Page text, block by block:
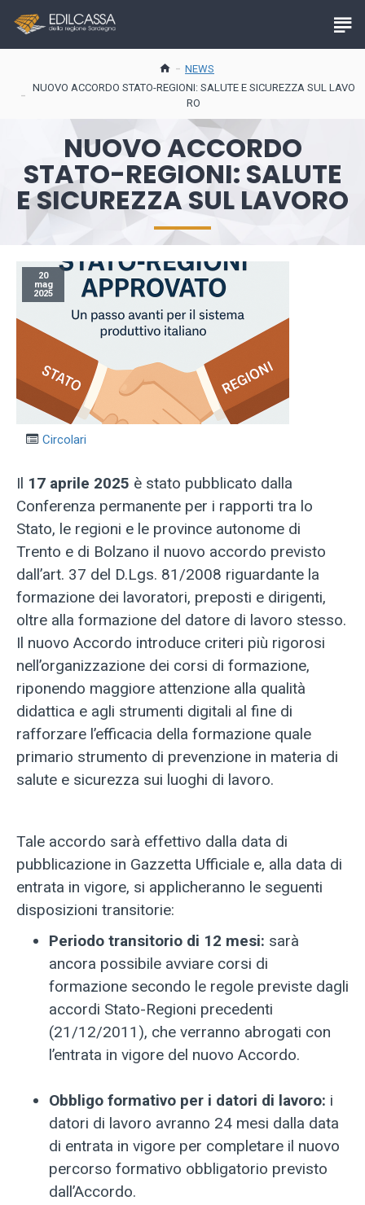
NEWS
NUOVO ACCORDO STATO-REGIONI: SALUTE E SICUREZZA SUL LAVO
RO
NUOVO ACCORDO
STATO-REGIONI: SALUTE
E SICUREZZA SUL LAVORO
20
mag
2025
Circolari
Il 17 aprile 2025 è stato pubblicato dalla
Conferenza permanente per i rapporti tra lo
Stato, le regioni e le province autonome di
Trento e di Bolzano il nuovo accordo previsto
dall’art. 37 del D.Lgs. 81/2008 riguardante la
formazione dei lavoratori, preposti e dirigenti,
oltre alla formazione del datore di lavoro stesso.
Il nuovo Accordo introduce criteri più rigorosi
nell’organizzazione dei corsi di formazione,
riponendo maggiore attenzione alla qualità
didattica e agli strumenti digitali al fine di
rafforzare l’efficacia della formazione quale
primario strumento di prevenzione in materia di
salute e sicurezza sui luoghi di lavoro.
Tale accordo sarà effettivo dalla data di
pubblicazione in Gazzetta Ufficiale e, alla data di
entrata in vigore, si applicheranno le seguenti
disposizioni transitorie:
Periodo transitorio di 12 mesi: sarà
ancora possibile avviare corsi di
formazione secondo le regole previste dagli
accordi Stato-Regioni precedenti
(21/12/2011), che verranno abrogati con
l’entrata in vigore del nuovo Accordo.
Obbligo formativo per i datori di lavoro: i
datori di lavoro avranno 24 mesi dalla data
di entrata in vigore per completare il nuovo
percorso formativo obbligatorio previsto
dall’Accordo.